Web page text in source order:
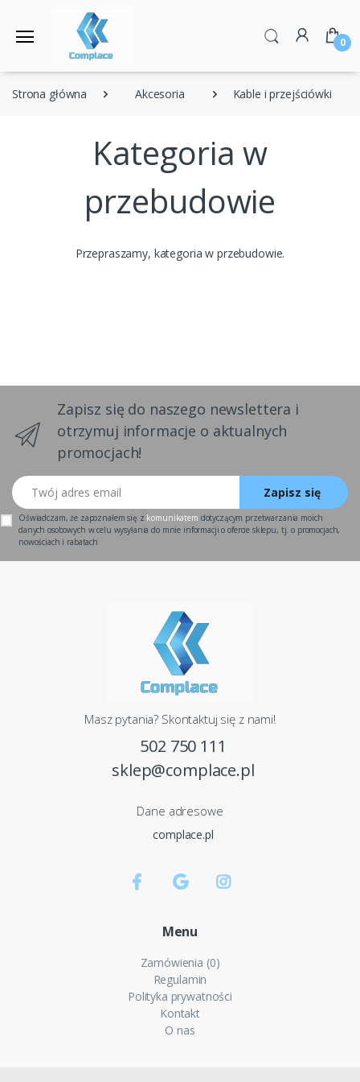
0
Strona główna Akcesoria Kable i przejściówki
Kategoria w
przebudowie
Przepraszamy, kategoria w przebudowie.
Zapisz się do naszego newslettera i
otrzymuj informacje o aktualnych
promocjach!
Twój adres email
Zapisz się
Oświadczam, że zapoznałem się z komunikatem dotyczącym przetwarzania moich
danych osobowych w celu wysyłania do mnie informacji o ofercie sklepu, tj. o promocjach,
nowościach i rabatach
Masz pytania? Skontaktuj się z nami!
502 750 111
sklep@complace.pl
Dane adresowe
complace.pl
Menu
Zamówienia (0)
Regulamin
Polityka prywatności
Kontakt
O nas